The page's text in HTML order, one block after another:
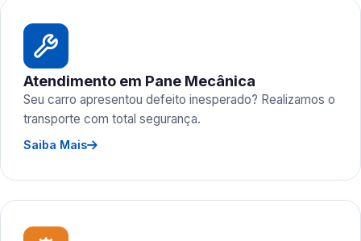
Atendimento em Pane Mecânica
Seu carro apresentou defeito inesperado? Realizamos o
transporte com total segurança.
Saiba Mais